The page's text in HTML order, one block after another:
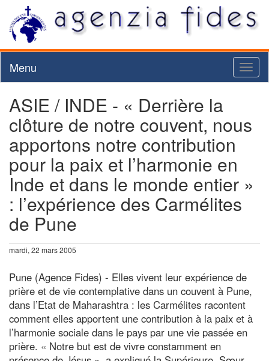
Menu
ASIE / INDE - « Derrière la
clôture de notre couvent, nous
apportons notre contribution
pour la paix et l’harmonie en
Inde et dans le monde entier »
: l’expérience des Carmélites
de Pune
mardi, 22 mars 2005
Pune (Agence Fides) - Elles vivent leur expérience de
prière et de vie contemplative dans un couvent à Pune,
dans l’Etat de Maharashtra : les Carmélites racontent
comment elles apportent une contribution à la paix et à
l’harmonie sociale dans le pays par une vie passée en
prière. « Notre but est de vivre constamment en